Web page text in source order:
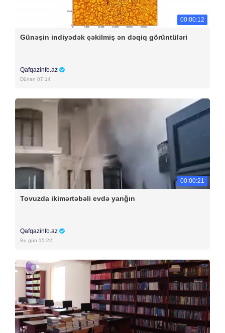
00:00:12
Günəşin indiyədək çəkilmiş ən dəqiq görüntüləri
Qafqazinfo.az
Dünən 07:14
00:00:21
Tovuzda ikimərtəbəli evdə yanğın
Qafqazinfo.az
Bu gün 15:22